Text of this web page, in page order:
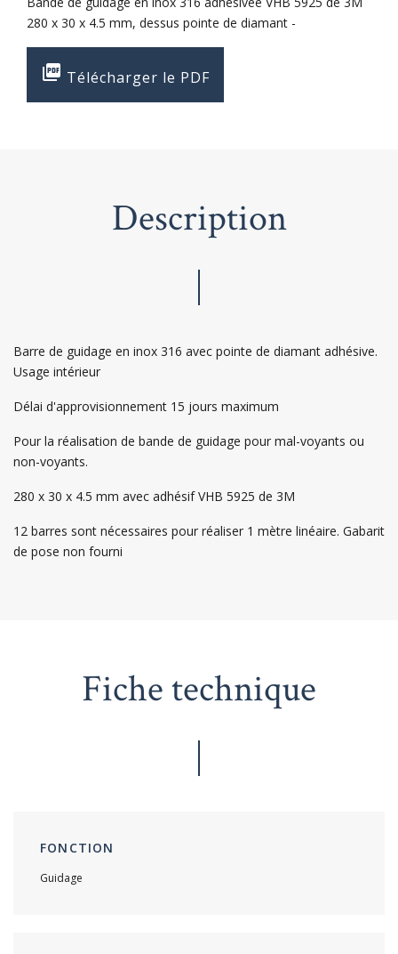
280 x 30 x 4.5 mm, dessus pointe de diamant -
 Télécharger le PDF
Description
Barre de guidage en inox 316 avec pointe de diamant adhésive.
Usage intérieur
Délai d'approvisionnement 15 jours maximum
Pour la réalisation de bande de guidage pour mal-voyants ou
non-voyants.
280 x 30 x 4.5 mm avec adhésif VHB 5925 de 3M
12 barres sont nécessaires pour réaliser 1 mètre linéaire. Gabarit
de pose non fourni
Fiche technique
FONCTION
Guidage